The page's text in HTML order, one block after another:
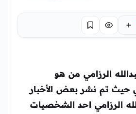
تركيز حفظ
الرزامي من هو
حيث تم نشر بعض الأخبار
الرزامي احد الشخصيات